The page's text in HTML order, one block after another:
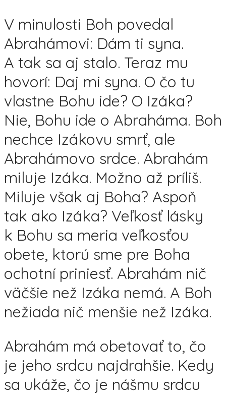
V minulosti Boh povedal
Abrahámovi: Dám ti syna.
A tak sa aj stalo. Teraz mu
hovorí: Daj mi syna. O čo tu
vlastne Bohu ide? O Izáka?
Nie, Bohu ide o Abraháma. Boh
nechce Izákovu smrť, ale
Abrahámovo srdce. Abrahám
miluje Izáka. Možno až príliš.
Miluje však aj Boha? Aspoň
tak ako Izáka? Veľkosť lásky
k Bohu sa meria veľkosťou
obete, ktorú sme pre Boha
ochotní priniesť. Abrahám nič
väčšie než Izáka nemá. A Boh
nežiada nič menšie než Izáka.
Abrahám má obetovať to, čo
je jeho srdcu najdrahšie. Kedy
sa ukáže, čo je nášmu srdcu